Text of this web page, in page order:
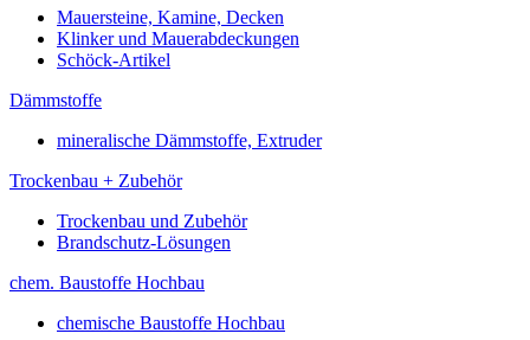
Mauersteine, Kamine, Decken
Klinker und Mauerabdeckungen
Schöck-Artikel
Dämmstoffe
mineralische Dämmstoffe, Extruder
Trockenbau + Zubehör
Trockenbau und Zubehör
Brandschutz-Lösungen
chem. Baustoffe Hochbau
chemische Baustoffe Hochbau